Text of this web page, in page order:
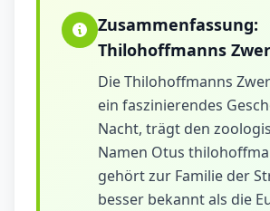
Zusammenfassung:
Thilohoffmanns
Die Thilohoffmanns
ein faszinierendes
Nacht, trägt den
Namen Otus
gehört zur Familie der
besser bekannt als die